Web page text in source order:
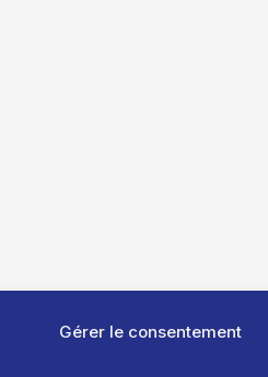
Gérer le consentement